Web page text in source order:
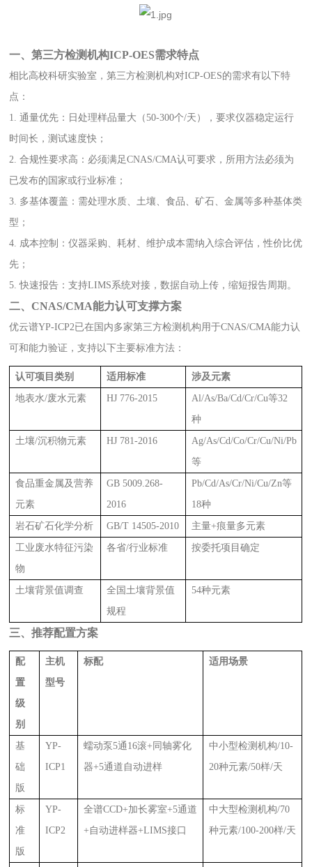
一、第三方检测机构ICP-OES需求特点
相比高校科研实验室，第三方检测机构对ICP-OES的需求有以下特
点：
1. 通量优先：日处理样品量大（50-300个/天），要求仪器稳定运行
时间长，测试速度快；
2. 合规性要求高：必须满足CNAS/CMA认可要求，所用方法必须为
已发布的国家或行业标准；
3. 多基体覆盖：需处理水质、土壤、食品、矿石、金属等多种基体类
型；
4. 成本控制：仪器采购、耗材、维护成本需纳入综合评估，性价比优
先；
5. 快速报告：支持LIMS系统对接，数据自动上传，缩短报告周期。
二、CNAS/CMA能力认可支撑方案
优云谱YP-ICP2已在国内多家第三方检测机构用于CNAS/CMA能力认
可和能力验证，支持以下主要标准方法：
认可项目类别 适用标准 涉及元素
地表水/废水元素 HJ 776-2015
Al/As/Ba/Cd/Cr/Cu等32
种
土壤/沉积物元素 HJ 781-2016
Ag/As/Cd/Co/Cr/Cu/Ni/Pb
等
食品重金属及营养
元素
GB 5009.268-
2016
Pb/Cd/As/Cr/Ni/Cu/Zn等
18种
岩石矿石化学分析 GB/T 14505-2010 主量+痕量多元素
工业废水特征污染
物
各省/行业标准 按委托项目确定
土壤背景值调查
全国土壤背景值
规程
54种元素
三、推荐配置方案
配
置
级
别
主机
型号
标配 适用场景
基
础
版
YP-
ICP1
蠕动泵5通16滚+同轴雾化
器+5通道自动进样
中小型检测机构/10-
20种元素/50样/天
标
准
版
YP-
ICP2
全谱CCD+加长雾室+5通道
+自动进样器+LIMS接口
中大型检测机构/70
种元素/100-200样/天